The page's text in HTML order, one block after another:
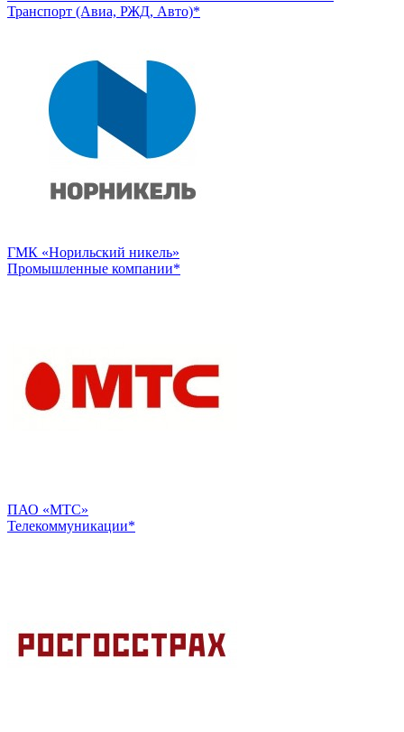
Транспорт (Авиа, РЖД, Авто)*
ГМК «Норильский никель»
Промышленные компании*
ПАО «МТС»
Телекоммуникации*